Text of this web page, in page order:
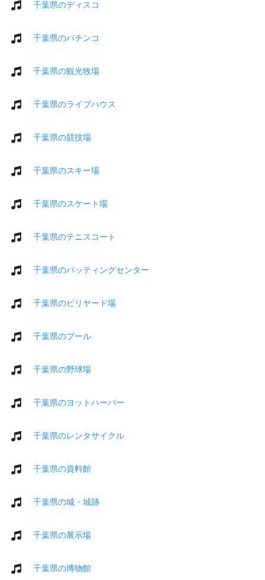
千葉県のディスコ
千葉県のパチンコ
千葉県の観光牧場
千葉県のライブハウス
千葉県の競技場
千葉県のスキー場
千葉県のスケート場
千葉県のテニスコート
千葉県のバッティングセンター
千葉県のビリヤード場
千葉県のプール
千葉県の野球場
千葉県のヨットハーバー
千葉県のレンタサイクル
千葉県の資料館
千葉県の城・城跡
千葉県の展示場
千葉県の博物館